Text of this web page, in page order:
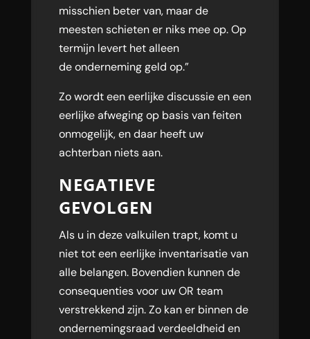
misschien beter van, maar de
meesten schieten er niks mee op. Op
termijn levert het alleen
de onderneming geld op.”
Zo wordt een eerlijke discussie en een
eerlijke afweging op basis van feiten
onmogelijk, en daar heeft uw
achterban niets aan.
NEGATIEVE
GEVOLGEN
Als u in deze valkuilen trapt, komt u
niet tot een eerlijke inventarisatie van
alle belangen. Bovendien kunnen de
consequenties voor uw OR team
verstrekkend zijn. Zo kan er binnen de
ondernemingsraad verdeeldheid en